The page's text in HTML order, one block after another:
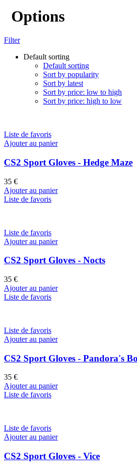
Options
Filter
Default sorting
Default sorting
Sort by popularity
Sort by latest
Sort by price: low to high
Sort by price: high to low
Liste de favoris
Ajouter au panier
CS2 Sport Gloves - Hedge Maze
35 €
Ajouter au panier
Liste de favoris
Liste de favoris
Ajouter au panier
CS2 Sport Gloves - Nocts
35 €
Ajouter au panier
Liste de favoris
Liste de favoris
Ajouter au panier
CS2 Sport Gloves - Pandora's
35 €
Ajouter au panier
Liste de favoris
Liste de favoris
Ajouter au panier
CS2 Sport Gloves - Vice